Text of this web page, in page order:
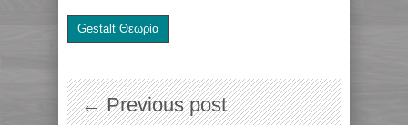
Gestalt Θεωρία
← Previous post